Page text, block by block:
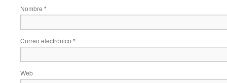
Nombre *
Correo electrónico *
Web